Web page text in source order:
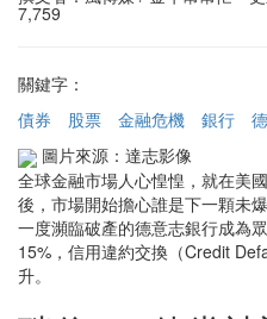
7,759
關鍵字：
債券
股票 金融危機 銀行
圖片來源：達志影像
全球金融市場人心惶惶，就在美
後，市場開始擔心誰是下一顆未
一度瀕臨破產的德意志銀行成為
15%，信用違約交換（Credit
升。